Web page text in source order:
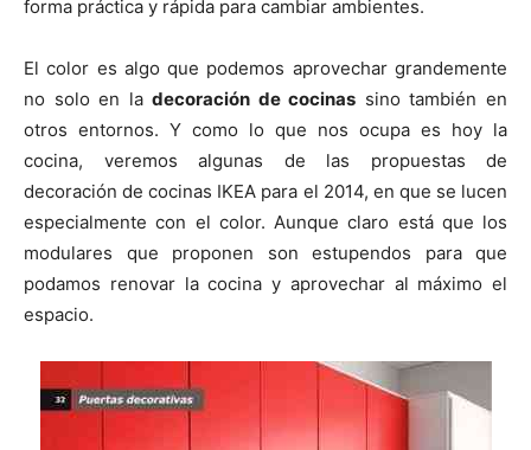
forma práctica y rápida para cambiar ambientes.
El color es algo que podemos aprovechar grandemente
no solo en ladecoración de cocinas sino también en
otros entornos. Y como lo que nos ocupa es hoy la
cocina, veremos algunas de las propuestas de
decoración de cocinas IKEA para el 2014, en que se lucen
especialmente con el color. Aunque claro está que los
modulares que proponen son estupendos para que
podamos renovar la cocina y aprovechar al máximo el
espacio.